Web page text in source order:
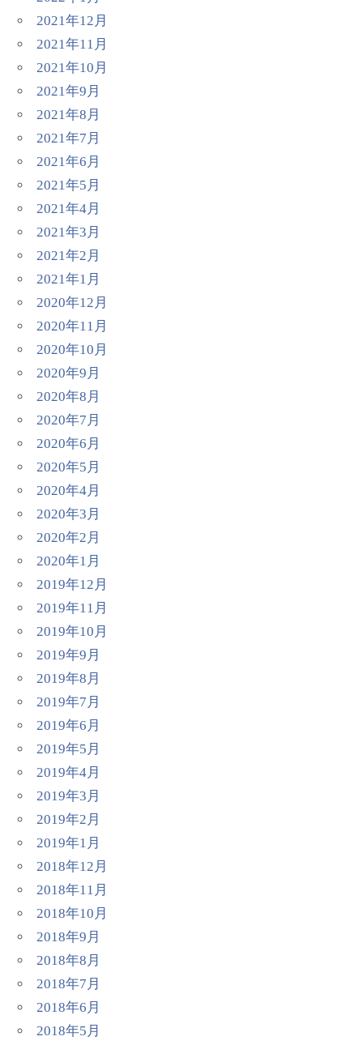
2021年12月
2021年11月
2021年10月
2021年9月
2021年8月
2021年7月
2021年6月
2021年5月
2021年4月
2021年3月
2021年2月
2021年1月
2020年12月
2020年11月
2020年10月
2020年9月
2020年8月
2020年7月
2020年6月
2020年5月
2020年4月
2020年3月
2020年2月
2020年1月
2019年12月
2019年11月
2019年10月
2019年9月
2019年8月
2019年7月
2019年6月
2019年5月
2019年4月
2019年3月
2019年2月
2019年1月
2018年12月
2018年11月
2018年10月
2018年9月
2018年8月
2018年7月
2018年6月
2018年5月